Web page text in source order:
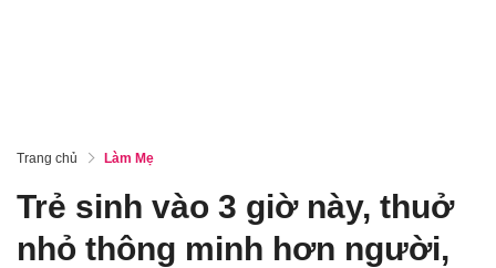
Trang chủ Làm Mẹ
Trẻ sinh vào 3 giờ này, thuở
nhỏ thông minh hơn người,